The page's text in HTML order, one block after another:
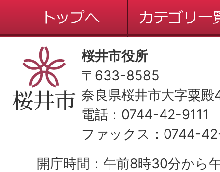
桜井市役所
〒633-8585
奈良県桜井市大字粟
電話：0744-42-9111
ファックス：0744-
開庁時間：午前8時30分から